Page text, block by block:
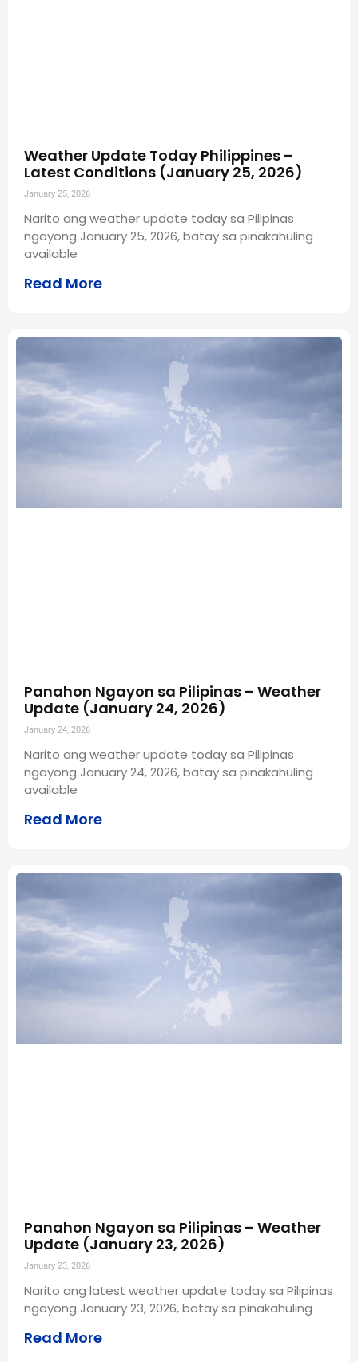
Weather Update Today Philippines –
Latest Conditions (January 25, 2026)
January 25, 2026
Narito ang weather update today sa Pilipinas
ngayong January 25, 2026, batay sa pinakahuling
available
Read More
Panahon Ngayon sa Pilipinas – Weather
Update (January 24, 2026)
January 24, 2026
Narito ang weather update today sa Pilipinas
ngayong January 24, 2026, batay sa pinakahuling
available
Read More
Panahon Ngayon sa Pilipinas – Weather
Update (January 23, 2026)
January 23, 2026
Narito ang latest weather update today sa Pilipinas
ngayong January 23, 2026, batay sa pinakahuling
Read More